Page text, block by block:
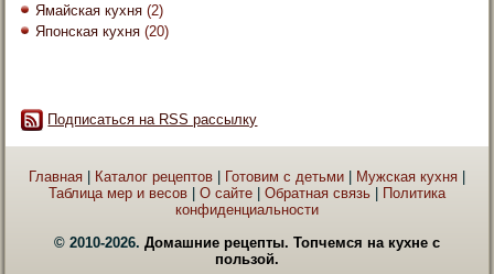
Ямайская кухня (2)
Японская кухня (20)
Подписаться на RSS рассылку
Главная Каталог рецептов Готовим с детьми Мужская кухня
Таблица мер и весов
О сайте Обратная связь
Политика
конфиденциальности
© 2010-2026. Домашние рецепты. Топчемся на кухне с
пользой.